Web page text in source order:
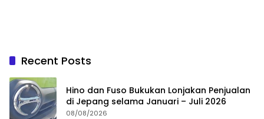
Recent Posts
Hino dan Fuso Bukukan Lonjakan Penjualan
di Jepang selama Januari – Juli 2026
08/08/2026